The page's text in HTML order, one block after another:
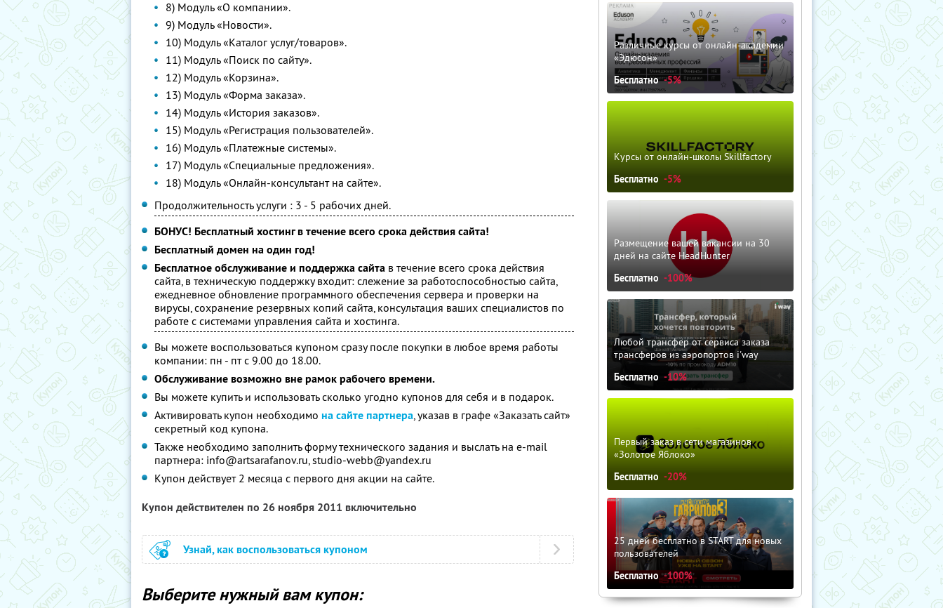
8) Модуль «О компании».
9) Модуль «Новости».
10) Модуль «Каталог услуг/товаров».
11) Модуль «Поиск по сайту».
12) Модуль «Корзина».
13) Модуль «Форма заказа».
14) Модуль «История заказов».
15) Модуль «Регистрация пользователей».
16) Модуль «Платежные системы».
17) Модуль «Специальные предложения».
18) Модуль «Онлайн-консультант на сайте».
Продолжительность услуги : 3 - 5 рабочих дней.
БОНУС! Бесплатный хостинг в течение всего срока действия сайта!
Бесплатный домен на один год!
Бесплатное обслуживание и поддержка сайта в течение всего срока действия
сайта, в техническую поддержку входит: слежение за работоспособностью сайта,
ежедневное обновление программного обеспечения сервера и проверки на
вирусы, сохранение резервных копий сайта, консультация ваших специалистов по
работе с системами управления сайта и хостинга.
Вы можете воспользоваться купоном сразу после покупки в любое время работы
компании: пн - пт с 9.00 до 18.00.
Обслуживание возможно вне рамок рабочего времени.
Вы можете купить и использовать сколько угодно купонов для себя и в подарок.
Активировать купон необходимо на сайте партнера, указав в графе «Заказать сайт»
секретный код купона.
Также необходимо заполнить форму технического задания и выслать на e-mail
партнера: info@artsarafanov.ru, studio-webb@yandex.ru
Купон действует 2 месяца с первого дня акции на сайте.
Купон действителен по 26 ноября 2011 включительно
Узнай, как воспользоваться купоном
Выберите нужный вам купон:
Различные курсы от онлайн-академии
«Эдюсон»
Бесплатно -5%
Курсы от онлайн-школы Skillfactory
Бесплатно -5%
Размещение вашей вакансии на 30
дней на сайте HeadHunter
Бесплатно -100%
Любой трансфер от сервиса заказа
трансферов из аэропортов i'way
Бесплатно -10%
Первый заказ в сети магазинов
«Золотое Яблоко»
Бесплатно -20%
25 дней бесплатно в START для новых
пользователей
Бесплатно -100%